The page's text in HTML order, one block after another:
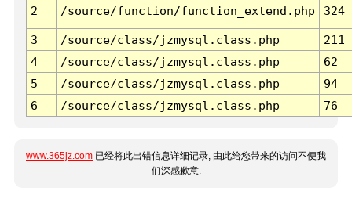
2 /source/function/function_extend.php 324
3 /source/class/jzmysql.class.php
211
4
/source/class/jzmysql.class.php
62
5
/source/class/jzmysql.class.php
94
6
/source/class/jzmysql.class.php 76
www.365jz.com 已经将此出错信息详细记录, 由此给您带来的访问不便我
们深感歉意.